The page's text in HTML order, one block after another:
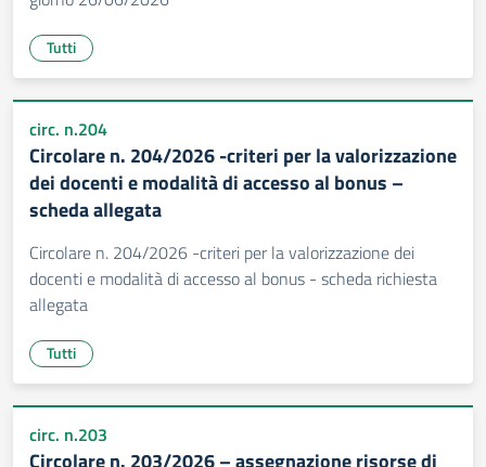
Tutti
circ. n.204
Circolare n. 204/2026 -criteri per la valorizzazione
dei docenti e modalità di accesso al bonus –
scheda allegata
Circolare n. 204/2026 -criteri per la valorizzazione dei
docenti e modalità di accesso al bonus - scheda richiesta
allegata
Tutti
circ. n.203
Circolare n. 203/2026 – assegnazione risorse di